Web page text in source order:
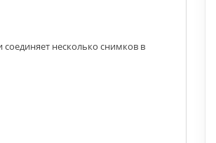
несколько снимков в